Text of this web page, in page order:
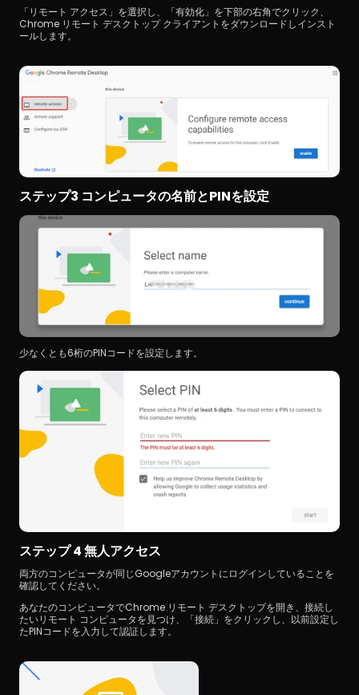
「リモート アクセス」を選択し、「有効化」を下部の右角でクリック、
Chrome リモート デスクトップ クライアントをダウンロードしインスト
ールします。
ステップ3 コンピュータの名前とPINを設定
少なくとも6桁のPINコードを設定します。
ステップ 4 無人アクセス
両方のコンピュータが同じGoogleアカウントにログインしていることを
確認してください。
あなたのコンピュータでChrome リモート デスクトップを開き、接続し
たいリモート コンピュータを見つけ、「接続」をクリックし、以前設定し
たPINコードを入力して認証します。